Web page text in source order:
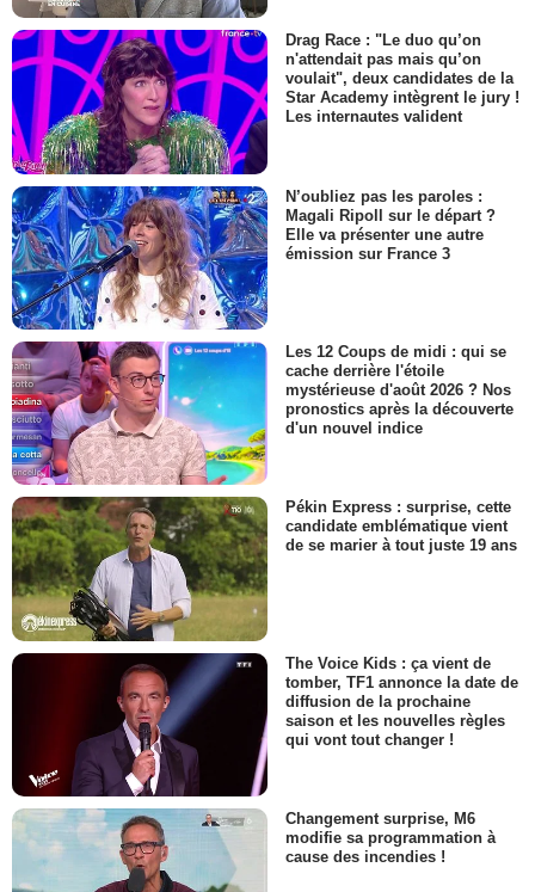
Drag Race : "Le duo qu’on
n'attendait pas mais qu’on
voulait", deux candidates de la
Star Academy intègrent le jury !
Les internautes valident
N’oubliez pas les paroles :
Magali Ripoll sur le départ ?
Elle va présenter une autre
émission sur France 3
Les 12 Coups de midi : qui se
cache derrière l'étoile
mystérieuse d'août 2026 ? Nos
pronostics après la découverte
d'un nouvel indice
Pékin Express : surprise, cette
candidate emblématique vient
de se marier à tout juste 19 ans
The Voice Kids : ça vient de
tomber, TF1 annonce la date de
diffusion de la prochaine
saison et les nouvelles règles
qui vont tout changer !
Changement surprise, M6
modifie sa programmation à
cause des incendies !